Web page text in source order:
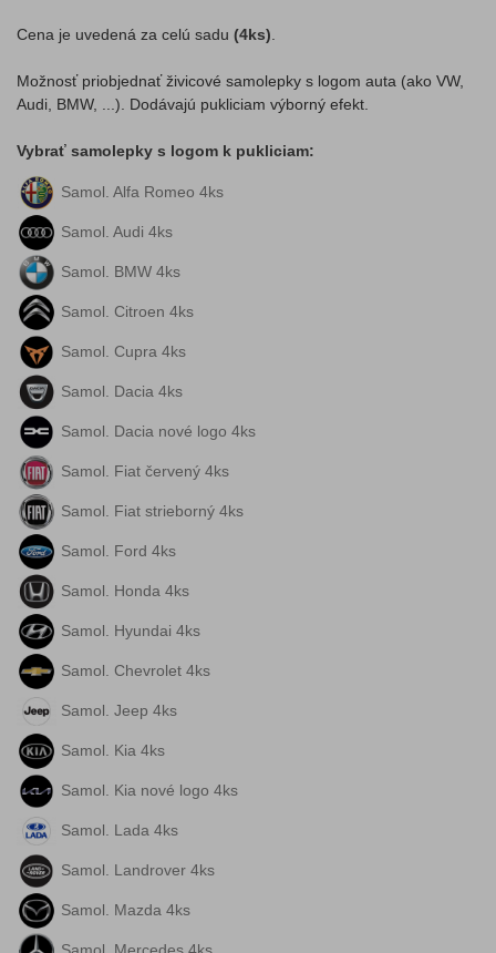
Cena je uvedená za celú sadu (4ks)
Možnosť priobjednať živicové samolepky s logom auta (ako VW,
Audi, BMW, ...). Dodávajú pukliciam výborný efekt.
Vybrať samolepky s logom k pukliciam:
Samol. Alfa Romeo 4ks
Samol. Audi 4ks
Samol. BMW 4ks
Samol. Citroen 4ks
Samol. Cupra 4ks
Samol. Dacia 4ks
Samol. Dacia nové logo 4ks
Samol. Fiat červený 4ks
Samol. Fiat strieborný 4ks
Samol. Ford 4ks
Samol. Honda 4ks
Samol. Hyundai 4ks
Samol. Chevrolet 4ks
Samol. Jeep 4ks
Samol. Kia 4ks
Samol. Kia nové logo 4ks
Samol. Lada 4ks
Samol. Landrover 4ks
Samol. Mazda 4ks
Samol. Mercedes 4ks